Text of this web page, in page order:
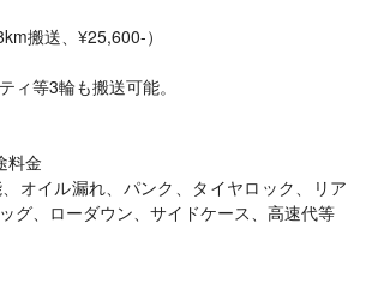
搬送、¥25,600-）
ィ等3輪も搬送可能。
料金
オイル漏れ、パンク、タイヤロック、リア
グ、ローダウン、サイドケース、高速代等